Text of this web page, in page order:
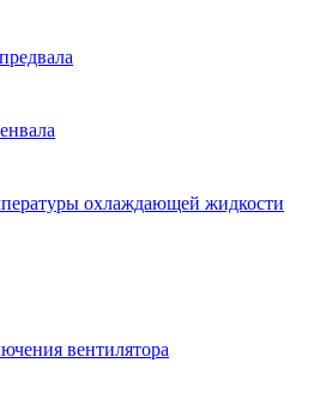
охлаждающей жидкости
вентилятора